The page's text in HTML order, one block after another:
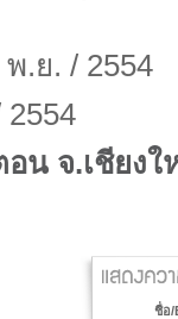
พ.ย. / 2554
2554
น จ.เชียงใ
ชื่อ/